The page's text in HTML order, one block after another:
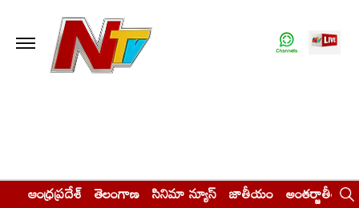
ఆంధ్రప్రదేశ్ తెలంగాణ సినిమా న్యూస్ జాతీయం అంతర్జాతీయం